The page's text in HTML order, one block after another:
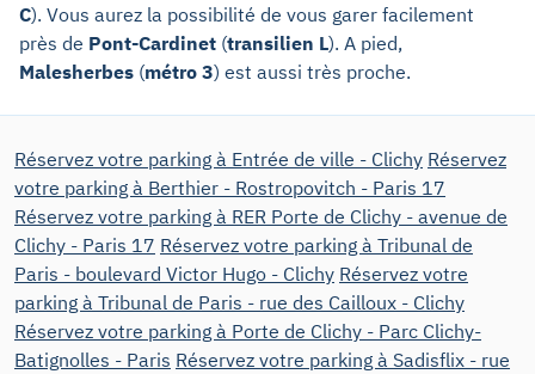
C). Vous aurez la possibilité de vous garer facilement
près de Pont-Cardinet (transilien L). A pied,
Malesherbes (métro 3) est aussi très proche.
Réservez votre parking à Entrée de ville - Clichy Réservez
votre parking à Berthier - Rostropovitch - Paris 17
Réservez votre parking à RER Porte de Clichy - avenue de
Clichy - Paris 17 Réservez votre parking à Tribunal de
Paris - boulevard Victor Hugo - Clichy Réservez votre
parking à Tribunal de Paris - rue des Cailloux - Clichy
Réservez votre parking à Porte de Clichy - Parc Clichy-
Batignolles - Paris Réservez votre parking à Sadisflix - rue